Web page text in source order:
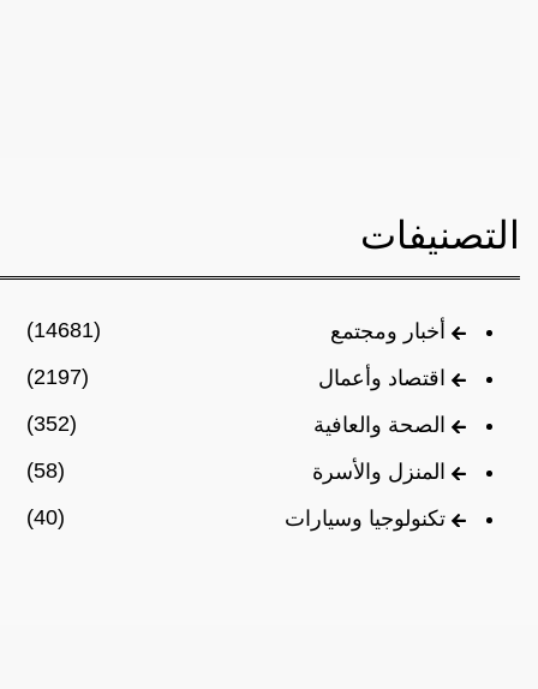
التصنيفات
أخبار ومجتمع
(14681)
اقتصاد وأعمال
(2197)
الصحة والعافية
(352)
المنزل والأسرة
(58)
تكنولوجيا وسيارات
(40)